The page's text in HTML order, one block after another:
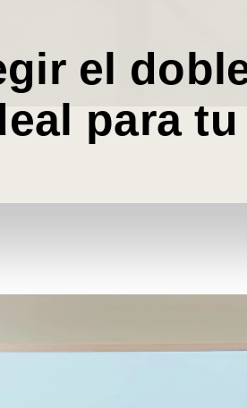
el
para